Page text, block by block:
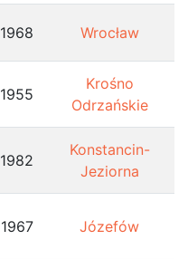
1968 Wrocław
1955
Krośno
Odrzańskie
1982
Konstancin-
Jeziorna
1967 Józefów